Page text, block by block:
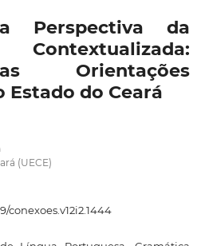
Perspectiva da
Orientações
Estado do Ceará
(UECE)
conexoes.v12i2.1444